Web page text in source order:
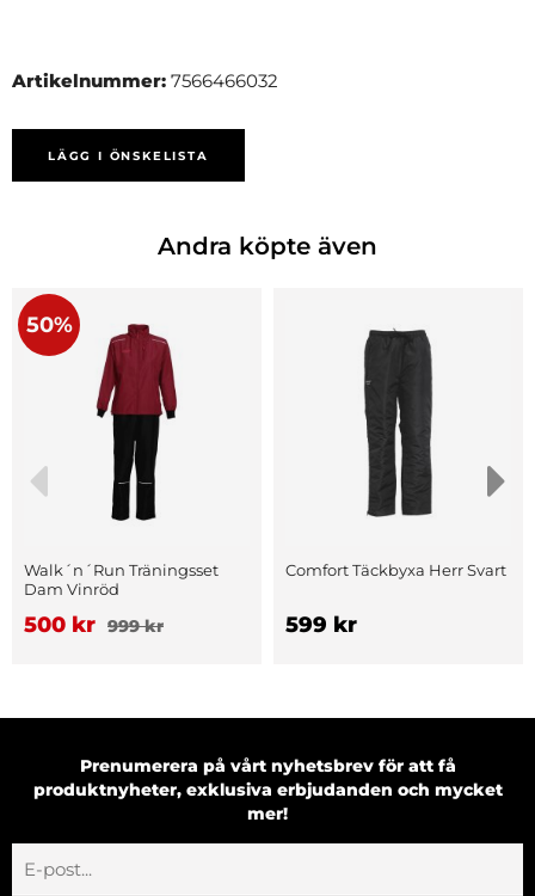
Artikelnummer: 7566466032
LÄGG I ÖNSKELISTA
Andra köpte även
50%
Walk´n´Run Träningsset
Dam Vinröd
500 kr 999 kr
Comfort Täckbyxa Herr Svart
599 kr
Prenumerera på vårt nyhetsbrev för att få
produktnyheter, exklusiva erbjudanden och mycket
mer!